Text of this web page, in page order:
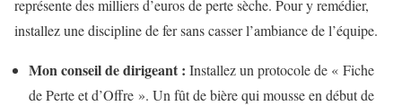
représente des milliers d’euros de perte sèche. Pour y remédier,
installez une discipline de fer sans casser l’ambiance de l’équipe.
Mon conseil de dirigeant : Installez un protocole de « Fiche
de Perte et d’Offre ». Un fût de bière qui mousse en début de